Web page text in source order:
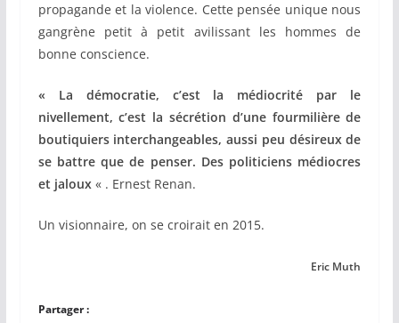
propagande et la violence. Cette pensée unique nous
gangrène petit à petit avilissant les hommes de
bonne conscience.
« La démocratie, c’est la médiocrité par le
nivellement, c’est la sécrétion d’une fourmilière de
boutiquiers interchangeables, aussi peu désireux de
se battre que de penser. Des politiciens médiocres
et jaloux« . Ernest Renan.
Un visionnaire, on se croirait en 2015.
Eric Muth
Partager :